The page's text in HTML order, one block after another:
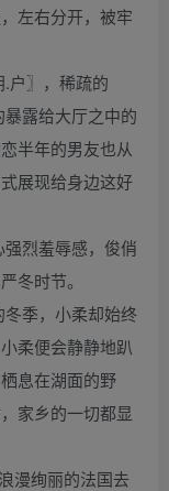
左右分开，被牢
户〗，稀疏的
暴露给大厅之中的
半年的男友也从
展现给身边这好
烈羞辱感，俊俏
冬时节。
季，小柔却始终
柔便会静静地趴
息在湖面的野
家乡的一切都显
漫绚丽的法国去